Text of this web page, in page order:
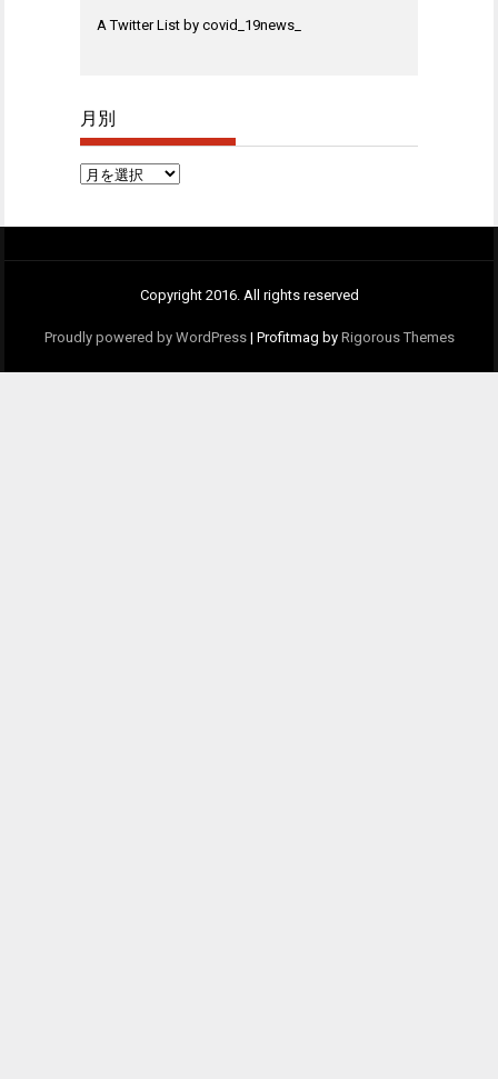
A Twitter List by covid_19news_
月別
月
Copyright 2016. All rights reserved
Proudly powered by WordPress | Profitmag by Rigorous Themes